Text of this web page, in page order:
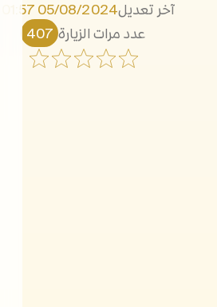
آخر تعديل05/08/2024 01:57 م
عدد مرات الزيارة 407